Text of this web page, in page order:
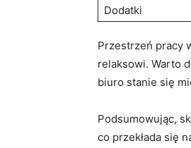
Dodatki
Przestrzeń pracy
relaksowi. Warto
biuro stanie się
Podsumowując,
co przekłada się